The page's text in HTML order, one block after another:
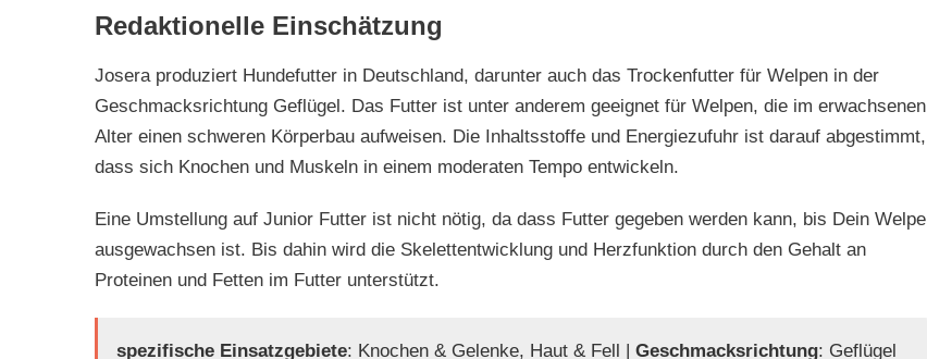
Redaktionelle Einschätzung
Josera produziert Hundefutter in Deutschland, darunter auch das Trockenfutter für Welpen in der
Geschmacksrichtung Geflügel. Das Futter ist unter anderem geeignet für Welpen, die im erwachsenen
Alter einen schweren Körperbau aufweisen. Die Inhaltsstoffe und Energiezufuhr ist darauf abgestimmt,
dass sich Knochen und Muskeln in einem moderaten Tempo entwickeln.
Eine Umstellung auf Junior Futter ist nicht nötig, da dass Futter gegeben werden kann, bis Dein Welpe
ausgewachsen ist. Bis dahin wird die Skelettentwicklung und Herzfunktion durch den Gehalt an
Proteinen und Fetten im Futter unterstützt.
spezifische Einsatzgebiete: Knochen & Gelenke, Haut & Fell | Geschmacksrichtung: Geflügel